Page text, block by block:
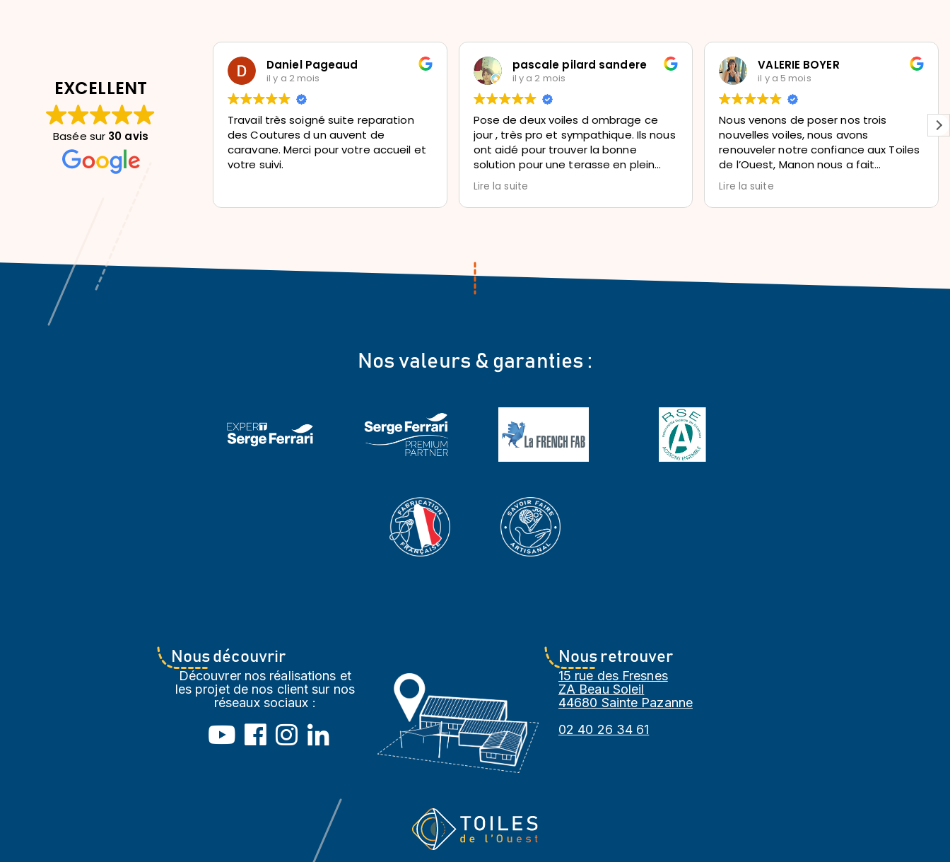
EXCELLENT
Basée sur 30 avis
Daniel Pageaud
il y a 2 mois
Travail très soigné suite reparation
des Coutures d un auvent de
caravane. Merci pour votre accueil et
votre suivi.
pascale pilard sandere
il y a 2 mois
Pose de deux voiles d ombrage ce
jour , très pro et sympathique. Ils nous
ont aidé pour trouver la bonne
solution pour une terasse en plein
soleil . Nous sommes absolument
ravis du résultat. Très bons conseils . À
recommander sans hésitation.
Lire la suite
VALERIE BOYER
il y a 5 mois
Nous venons de poser nos trois
nouvelles voiles, nous avons
renouveler notre confiance aux Toiles
de l’Ouest, Manon nous a fait
découvrir les couleurs tendances du
moment et nous sommes ravis du
résultat. Je recommande, quel beau
Lire la suite
Nos valeurs & garanties :
Nous découvrir
Découvrer nos réalisations et
les projet de nos client sur nos
réseaux sociaux :
Nous retrouver
15 rue des Fresnes
ZA Beau Soleil
44680 Sainte Pazanne
02 40 26 34 61